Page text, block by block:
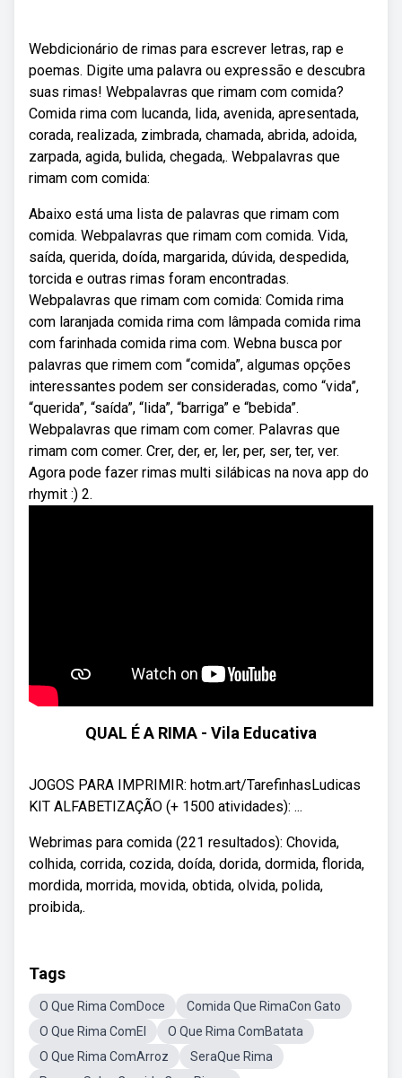
Webdicionário de rimas para escrever letras, rap e
poemas. Digite uma palavra ou expressão e descubra
suas rimas! Webpalavras que rimam com comida?
Comida rima com lucanda, lida, avenida, apresentada,
corada, realizada, zimbrada, chamada, abrida, adoida,
zarpada, agida, bulida, chegada,. Webpalavras que
rimam com comida:
Abaixo está uma lista de palavras que rimam com
comida. Webpalavras que rimam com comida. Vida,
saída, querida, doída, margarida, dúvida, despedida,
torcida e outras rimas foram encontradas.
Webpalavras que rimam com comida: Comida rima
com laranjada comida rima com lâmpada comida rima
com farinhada comida rima com. Webna busca por
palavras que rimem com “comida”, algumas opções
interessantes podem ser consideradas, como “vida”,
“querida”, “saída”, “lida”, “barriga” e “bebida”.
Webpalavras que rimam com comer. Palavras que
rimam com comer. Crer, der, er, ler, per, ser, ter, ver.
Agora pode fazer rimas multi silábicas na nova app do
rhymit :) 2.
QUAL É A RIMA - Vila Educativa
JOGOS PARA IMPRIMIR: hotm.art/TarefinhasLudicas
KIT ALFABETIZAÇÃO (+ 1500 atividades): ...
Webrimas para comida (221 resultados): Chovida,
colhida, corrida, cozida, doída, dorida, dormida, florida,
mordida, morrida, movida, obtida, olvida, polida,
proibida,.
Tags
O Que Rima ComDoce
Comida Que RimaCon Gato
O Que Rima ComEl
O Que Rima ComBatata
O Que Rima ComArroz
SeraQue Rima